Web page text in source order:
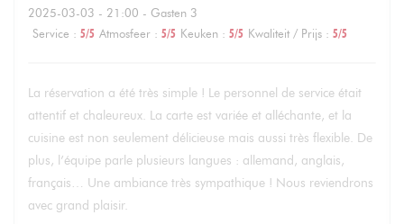
2025-03-03 - 21:00 - Gasten 3
Service : 5/5 Atmosfeer : 5/5 Keuken : 5/5 Kwaliteit / Prijs : 5/5
La réservation a été très simple ! Le personnel de service était
attentif et chaleureux. La carte est variée et alléchante, et la
cuisine est non seulement délicieuse mais aussi très flexible. De
plus, l’équipe parle plusieurs langues : allemand, anglais,
français… Une ambiance très sympathique ! Nous reviendrons
avec grand plaisir.